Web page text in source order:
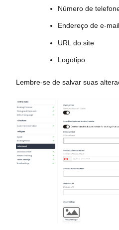
Número de
Endereço de e-
URL do site
Logotipo
Lembre-se de salvar suas